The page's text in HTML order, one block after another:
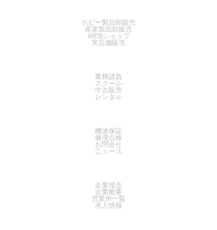
ホビー製品卸販売
産業製品卸販売
WEBショップ
実店舗販売
業務請負
スクール
中古販売
レンタル
機体保証
修理点検
お問合せ
ニュース
企業理念
企業概要
営業所一覧
求人情報